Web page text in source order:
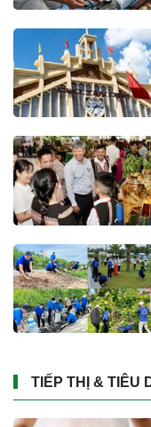
TIẾP THỊ & TIÊU